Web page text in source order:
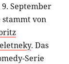
September
stammt von
. Das
Serie